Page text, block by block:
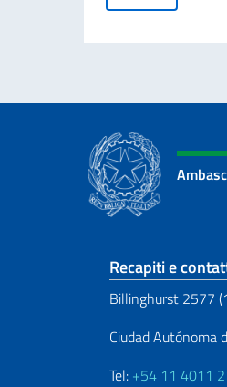
Recapiti e
Billinghurst 2577
Ciudad Autónoma
Tel: +54 11 4011